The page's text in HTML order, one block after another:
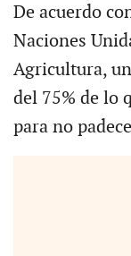
De acuerdo
Naciones
Agricultura,
del 75% de lo
para no